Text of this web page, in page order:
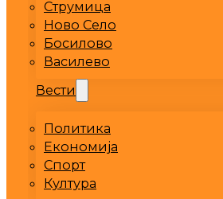
Струмица
Ново Село
Босилово
Василево
Вести
Политика
Економија
Спорт
Култура